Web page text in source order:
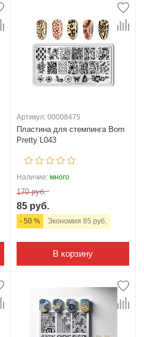
Артикул: 00008475
Пластина для стемпинга Born
Pretty L043
Наличие: много
170 руб.
85 руб.
- 50 % Экономия 85 руб.
В корзину